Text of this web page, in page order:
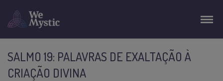
SALMO 19: PALAVRAS DE EXALTAÇÃO À
CRIAÇÃO DIVINA